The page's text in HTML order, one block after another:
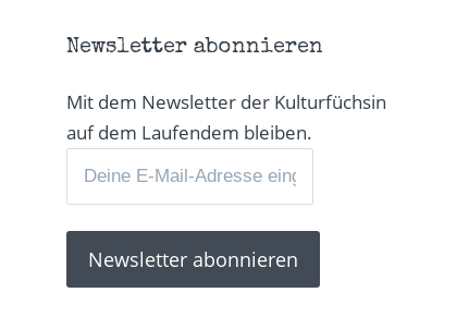
Newsletter abonnieren
Mit dem Newsletter der Kulturfüchsin
auf dem Laufendem bleiben.